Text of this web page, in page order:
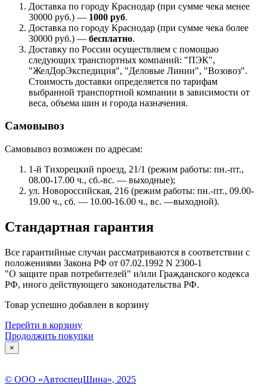
Доставка по городу Краснодар (при сумме чека менее
30000 руб.) — 1000 руб.
Доставка по городу Краснодар (при сумме чека более
30000 руб.) — бесплатно.
Доставку по России осуществляем с помощью
следующих транспортных компаний: "ПЭК",
"ЖелДорЭкспедиция", "Деловые Линии", "Возовоз".
Стоимость доставки определяется по тарифам
выбранной транспортной компании в зависимости от
веса, объема шин и города назначения.
Самовывоз
Самовывоз возможен по адресам:
1-й Тихорецкий проезд, 21/1 (режим работы: пн.-пт.,
08.00-17.00 ч., сб.-вс. — выходные);
ул. Новороссийская, 216 (режим работы: пн.-пт., 09.00-
19.00 ч., сб. — 10.00-16.00 ч., вс. —выходной).
Стандартная гарантия
Все гарантийные случаи рассматриваются в соответствии с
положениями Закона РФ от 07.02.1992 N 2300-1
"О защите прав потребителей" и/или Гражданского кодекса
РФ, иного действующего законодательства РФ.
Товар успешно добавлен в корзину
Перейти в корзину
Продолжить покупки
×
© ООО «АвтоспецШина», 2025